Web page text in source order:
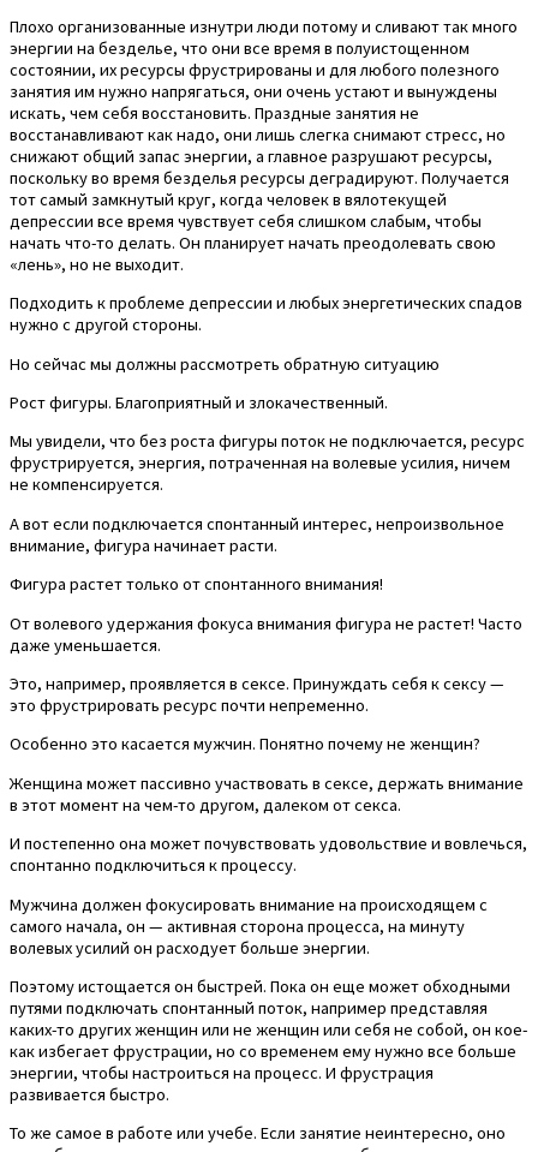
Плохо организованные изнутри люди потому и сливают так много
энергии на безделье, что они все время в полуистощенном
состоянии, их ресурсы фрустрированы и для любого полезного
занятия им нужно напрягаться, они очень устают и вынуждены
искать, чем себя восстановить. Праздные занятия не
восстанавливают как надо, они лишь слегка снимают стресс, но
снижают общий запас энергии, а главное разрушают ресурсы,
поскольку во время безделья ресурсы деградируют. Получается
тот самый замкнутый круг, когда человек в вялотекущей
депрессии все время чувствует себя слишком слабым, чтобы
начать что-то делать. Он планирует начать преодолевать свою
«лень», но не выходит.
Подходить к проблеме депрессии и любых энергетических спадов
нужно с другой стороны.
Но сейчас мы должны рассмотреть обратную ситуацию
Рост фигуры. Благоприятный и злокачественный.
Мы увидели, что без роста фигуры поток не подключается, ресурс
фрустрируется, энергия, потраченная на волевые усилия, ничем
не компенсируется.
А вот если подключается спонтанный интерес, непроизвольное
внимание, фигура начинает расти.
Фигура растет только от спонтанного внимания!
От волевого удержания фокуса внимания фигура не растет! Часто
даже уменьшается.
Это, например, проявляется в сексе. Принуждать себя к сексу —
это фрустрировать ресурс почти непременно.
Особенно это касается мужчин. Понятно почему не женщин?
Женщина может пассивно участвовать в сексе, держать внимание
в этот момент на чем-то другом, далеком от секса.
И постепенно она может почувствовать удовольствие и вовлечься,
спонтанно подключиться к процессу.
Мужчина должен фокусировать внимание на происходящем с
самого начала, он — активная сторона процесса, на минуту
волевых усилий он расходует больше энергии.
Поэтому истощается он быстрей. Пока он еще может обходными
путями подключать спонтанный поток, например представляя
каких-то других женщин или не женщин или себя не собой, он кое-
как избегает фрустрации, но со временем ему нужно все больше
энергии, чтобы настроиться на процесс. И фрустрация
развивается быстро.
То же самое в работе или учебе. Если занятие неинтересно, оно